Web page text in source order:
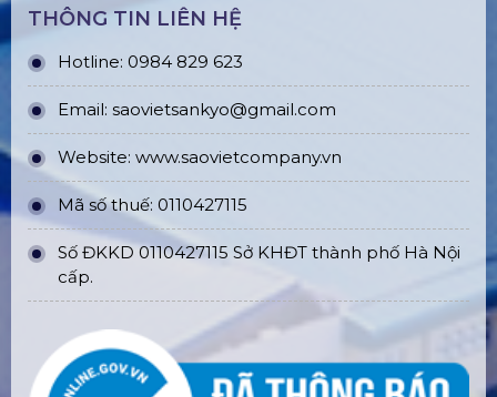
THÔNG TIN LIÊN HỆ
Hotline: 0984 829 623
Email: saovietsankyo@gmail.com
Website: www.saovietcompany.vn
Mã số thuế: 0110427115
Số ĐKKD 0110427115 Sở KHĐT thành phố Hà Nội
cấp.